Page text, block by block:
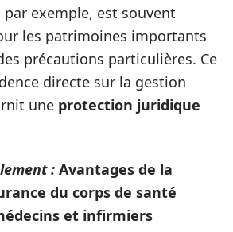
exemple, est souvent
les patrimoines importants
précautions particulières. Ce
directe sur la gestion
une protection juridique
: Avantages de la
du corps de santé
et infirmiers